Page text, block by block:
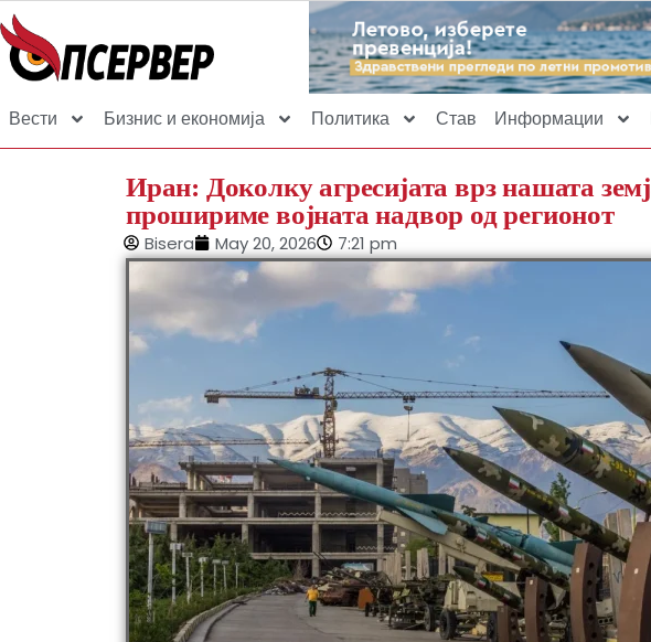
Вести Бизнис и економија Политика Став Информации
Иран: Доколку агресијата врз нашата
прошириме војната надвор од регионот
Bisera May 20, 2026 7:21 pm